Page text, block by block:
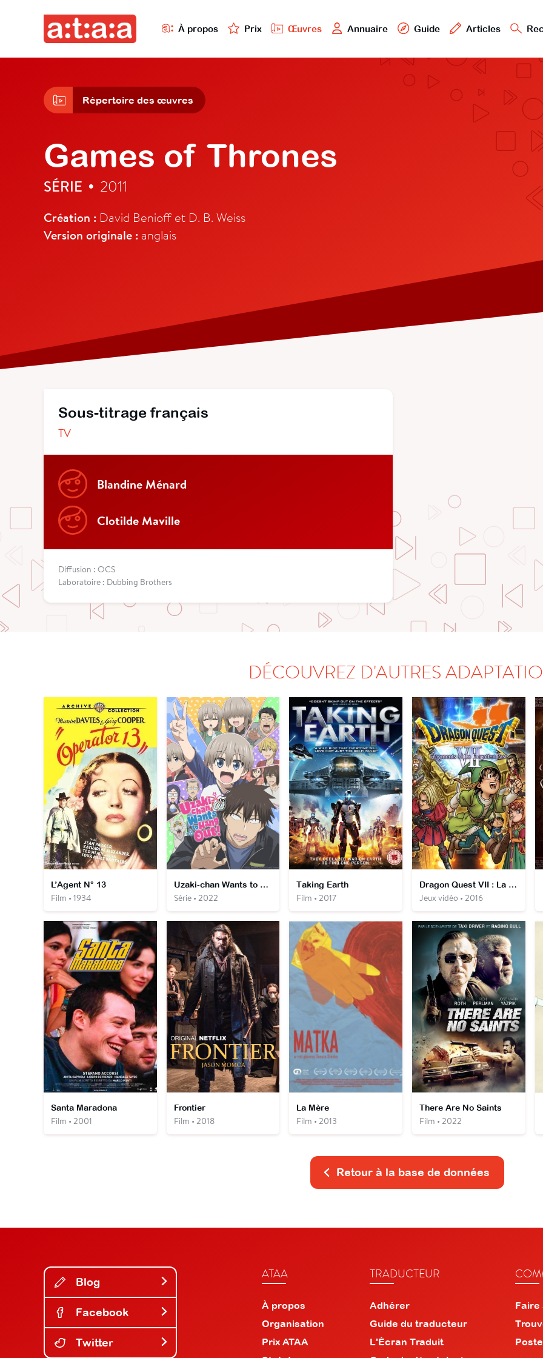
À propos Prix Œuvres Annuaire Guide Articles
Répertoire des œuvres
Games of Thrones
SÉRIE • 2011
Création : David Benioff et D. B. Weiss
Version originale : anglais
Sous-titrage français
TV
Blandine Ménard
Clotilde Maville
Diffusion : OCS
Laboratoire : Dubbing Brothers
DÉCOUVREZ D'AUTRES
L’Agent N° 13
Film • 1934
Uzaki-chan Wants to Hang Out!
Série • 2022
Taking Earth
Film • 2017
Dragon Quest VII : La Quête des vestiges du monde
Jeux vidéo • 2016
Santa Maradona
Film • 2001
Frontier
Film • 2018
La Mère
Film • 2013
There Are No Saints
Film • 2022
Retour à la base de données
Blog
Facebook
Twitter
ATAA
À propos
Organisation
Prix ATAA
TRADUCTEUR
Adhérer
Guide du traducteur
L'Écran Traduit